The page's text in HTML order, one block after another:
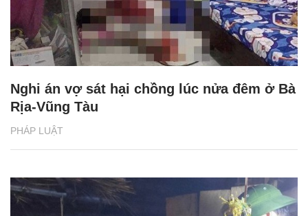
PHÁP LUẬT
Nghi án vợ sát hại chồng lúc nửa đêm ở Bà
Rịa-Vũng Tàu